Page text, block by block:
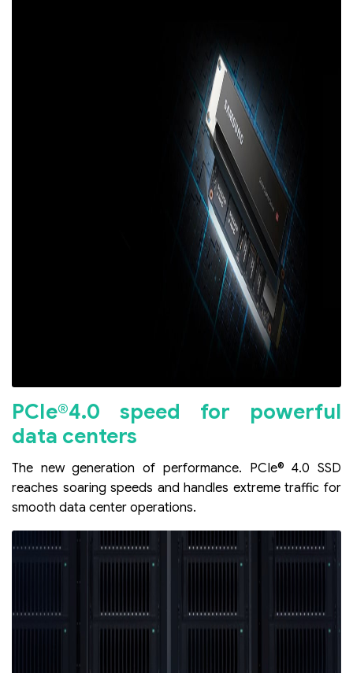
PCIe®4.0 speed for powerful
data centers
The new generation of performance. PCIe® 4.0 SSD
reaches soaring speeds and handles extreme traffic for
smooth data center operations.